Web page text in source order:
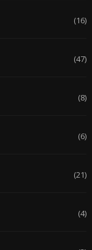
(16)
(47)
(8)
(6)
(21)
(4)